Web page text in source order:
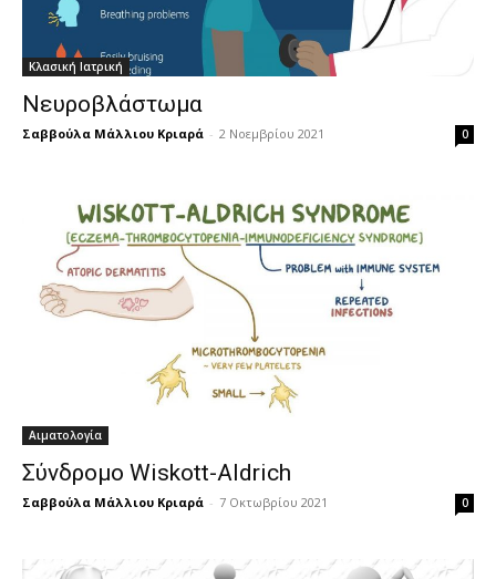
Κλασική Ιατρική
Νευροβλάστωμα
Σαββούλα Μάλλιου Κριαρά - 2 Νοεμβρίου 2021 0
Αιματολογία
Σύνδρομο Wiskott-Aldrich
Σαββούλα Μάλλιου Κριαρά - 7 Οκτωβρίου 2021 0